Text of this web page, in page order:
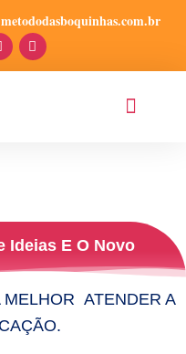
Ideias E O Novo
MELHOR ATENDER A